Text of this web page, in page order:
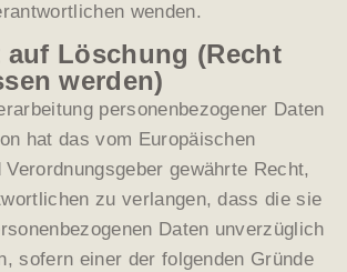
wenden.
Löschung (Recht
werden)
personenbezogener Daten
hat das vom Europäischen
gewährte Recht,
zu verlangen, dass die sie
Daten unverzüglich
sofern einer der folgenden Gründe